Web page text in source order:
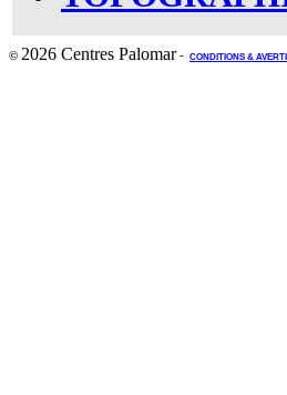
© 2026 Centres Palomar- CONDITIONS &